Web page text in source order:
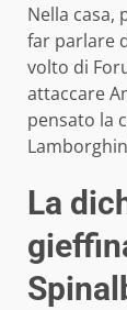
Nella casa,
far parlare
volto di
attaccare
pensato la
La